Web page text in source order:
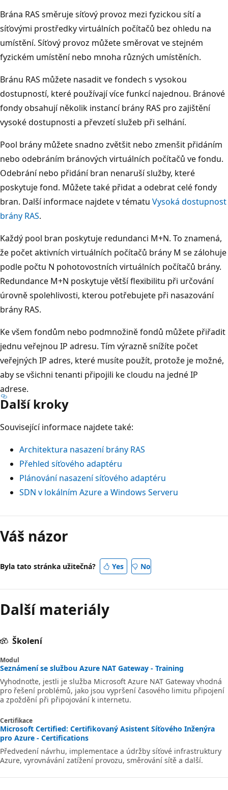
Brána RAS směruje síťový provoz mezi fyzickou sítí a
síťovými prostředky virtuálních počítačů bez ohledu na
umístění. Síťový provoz můžete směrovat ve stejném
fyzickém umístění nebo mnoha různých umístěních.
Bránu RAS můžete nasadit ve fondech s vysokou
dostupností, které používají více funkcí najednou. Bránové
fondy obsahují několik instancí brány RAS pro zajištění
vysoké dostupnosti a převzetí služeb při selhání.
Pool brány můžete snadno zvětšit nebo zmenšit přidáním
nebo odebráním bránových virtuálních počítačů ve fondu.
Odebrání nebo přidání bran nenaruší služby, které
poskytuje fond. Můžete také přidat a odebrat celé fondy
bran. Další informace najdete v tématu Vysoká dostupnost
brány RAS.
Každý pool bran poskytuje redundanci M+N. To znamená,
že počet aktivních virtuálních počítačů brány M se zálohuje
podle počtu N pohotovostních virtuálních počítačů brány.
Redundance M+N poskytuje větší flexibilitu při určování
úrovně spolehlivosti, kterou potřebujete při nasazování
brány RAS.
Ke všem fondům nebo podmnožině fondů můžete přiřadit
jednu veřejnou IP adresu. Tím výrazně snížíte počet
veřejných IP adres, které musíte použít, protože je možné,
aby se všichni tenanti připojili ke cloudu na jedné IP
adrese.
Další kroky
Související informace najdete také:
Architektura nasazení brány RAS
Přehled síťového adaptéru
Plánování nasazení síťového adaptéru
SDN v lokálním Azure a Windows Serveru
Váš názor
Byla tato stránka užitečná? Yes No
Další materiály
Školení
Modul
Seznámení se službou Azure NAT Gateway - Training
Vyhodnoťte, jestli je služba Microsoft Azure NAT Gateway vhodná
pro řešení problémů, jako jsou vypršení časového limitu připojení
a zpoždění při připojování k internetu.
Certifikace
Microsoft Certified: Certifikovaný Asistent Síťového Inženýra
pro Azure - Certifications
Předvedení návrhu, implementace a údržby síťové infrastruktury
Azure, vyrovnávání zatížení provozu, směrování sítě a další.